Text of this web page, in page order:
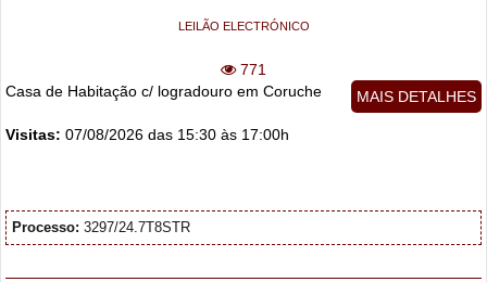
LEILÃO ELECTRÓNICO
771
MAIS DETALHES
Casa de Habitação c/ logradouro em Coruche
Visitas: 07/08/2026 das 15:30 às 17:00h
Processo: 3297/24.7T8STR